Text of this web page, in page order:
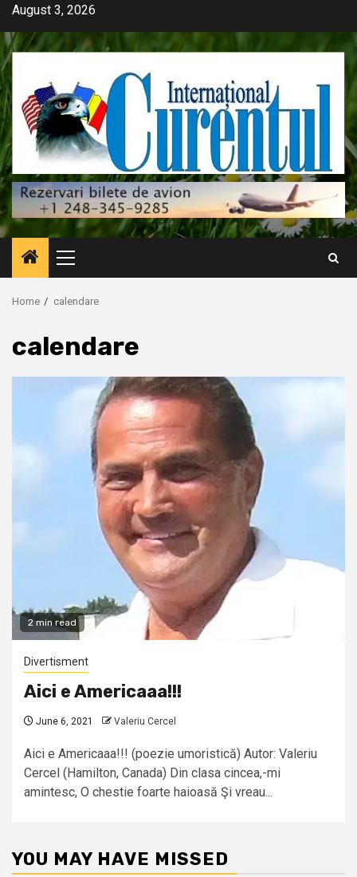
Skip
content
August 3, 2026
Primary
Menu
Home calendare
calendare
2 min read
Divertisment
Aici e Americaaa!!!
June 6, 2021 Valeriu Cercel
Aici e Americaaa!!! (poezie umoristică) Autor: Valeriu
Cercel (Hamilton, Canada) Din clasa cincea,-mi
amintesc, O chestie foarte haioasă Şi vreau...
YOU MAY HAVE MISSED